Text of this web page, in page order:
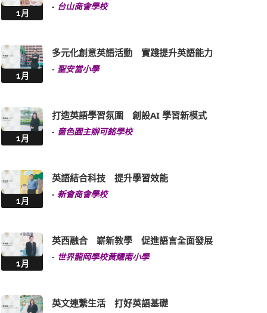
1月
- 台山商會學校
1月
多元化創意英語活動 實踐提升英語能力
- 聖安當小學
1月
打造英語學習氛圍 創設AI 學習新模式
- 嗇色園主辦可銘學校
1月
英語結合科技 提升學習效能
- 新會商會學校
1月
英西融合 嶄新教學 促進語言全面發展
- 世界龍岡學校黃耀南小學
英文連繫生活 打好英語基礎